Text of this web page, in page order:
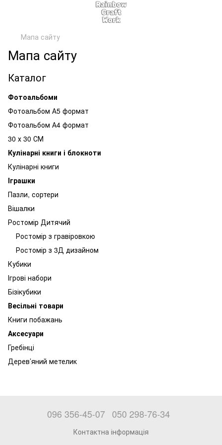
Мапа сайту
Мапа сайту
Каталог
Фотоальбоми
Фотоальбом А5 формат
Фотоальбом А4 формат
30 х 30 СМ
Кулінарні книги і блокноти
Кулінарні книги
Іграшки
Пазли, сортери
Вішалки
Ростомір Дитячий
Ростомір з гравіровкою
Ростомір з 3Д дизайном
Кубики
Ігрові набори
Бізікубики
Весільні товари
Книги побажань
Аксесуари
Гребінці
Дерев’яний метелик
096 356-45-07 050 298-76-34
Контактна інформація